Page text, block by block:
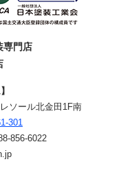
専門店
ソール北金田1F南
301
856-6022